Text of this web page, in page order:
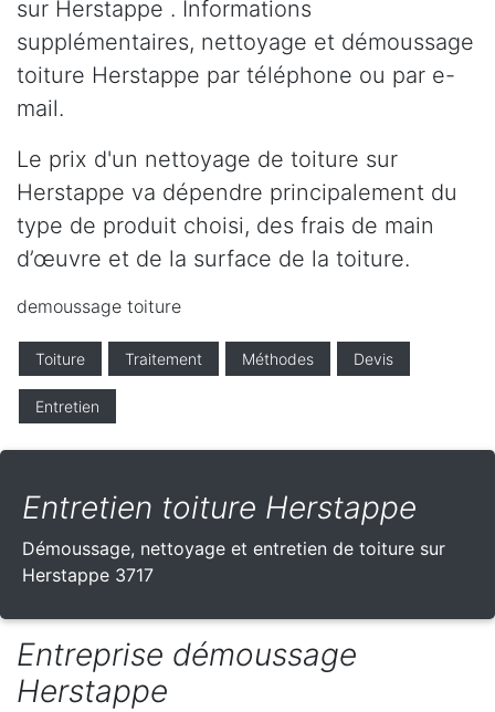
sur Herstappe . Informations
supplémentaires, nettoyage et démoussage
toiture Herstappe par téléphone ou par e-
mail.
Le prix d'un nettoyage de toiture sur
Herstappe va dépendre principalement du
type de produit choisi, des frais de main
d’œuvre et de la surface de la toiture.
demoussage toiture
Toiture Traitement Méthodes Devis
Entretien
Entretien toiture Herstappe
Démoussage, nettoyage et entretien de toiture sur
Herstappe 3717
Entreprise démoussage
Herstappe